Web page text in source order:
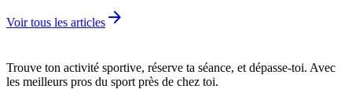
Voir tous les articles arrow_forward
Trouve ton activité sportive, réserve ta séance, et dépasse-toi. Avec
les meilleurs pros du sport près de chez toi.